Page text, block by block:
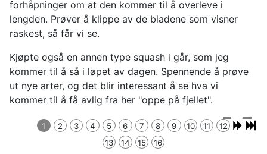
forhåpninger om at den kommer til å overleve i
lengden. Prøver å klippe av de bladene som visner
raskest, så får vi se.
Kjøpte også en annen type squash i går, som jeg
kommer til å så i løpet av dagen. Spennende å prøve
ut nye arter, og det blir interessant å se hva vi
kommer til å få avlig fra her "oppe på fjellet".
Såing 26.
april
Frøposen Beskrivelse
Dag 4,
første
spirer
1 2 3 4 5 6 7 8 9 10 11
12
13
14 15 16